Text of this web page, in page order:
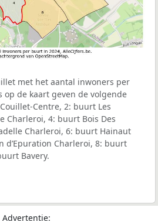
met het aantal inwoners per
op de kaart geven de volgende
Centre, 2: buurt Les
Charleroi, 4: buurt Bois Des
Charleroi, 6: buurt Hainaut
d’Epuration Charleroi, 8: buurt
Bavery.
Advertentie: